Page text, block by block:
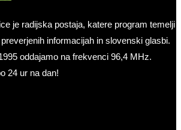
je radijska postaja, katere program temelji
informacijah in slovenski glasbi.
oddajamo na frekvenci 96,4 MHz.
24 ur na dan!